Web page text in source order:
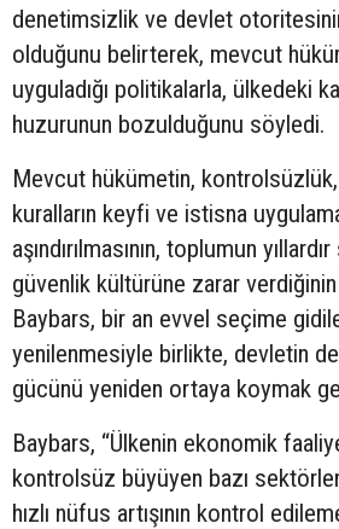
denetimsizlik ve devlet
olduğunu belirterek, mevcut
uyguladığı politikalarla, ülkedeki
huzurunun bozulduğunu söyledi.
Mevcut hükümetin,
kuralların keyfi ve istisna
aşındırılmasının, toplumun
güvenlik kültürüne zarar verdiğinin
Baybars, bir an evvel seçime
yenilenmesiyle birlikte, devletin
gücünü yeniden ortaya koymak
Baybars, “Ülkenin ekonomik
kontrolsüz büyüyen bazı
hızlı nüfus artışının kontrol